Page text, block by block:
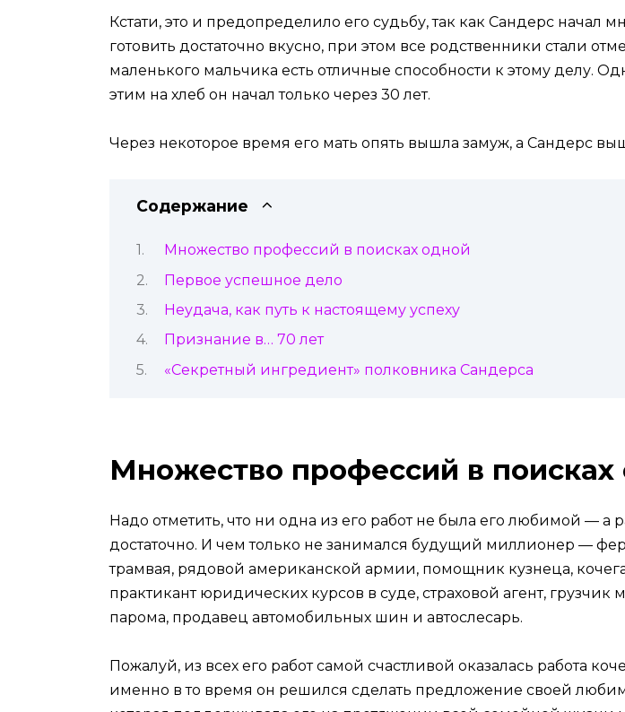
Кстати, это и предопределило его судьбу, так как Сандерс начал
готовить достаточно вкусно, при этом все родственники стали
маленького мальчика есть отличные способности к этому делу.
этим на хлеб он начал только через 30 лет.
Через некоторое время его мать опять вышла замуж, а Сандерс
Содержание
Множество профессий в поисках одной
Первое успешное дело
Неудача, как путь к настоящему успеху
Признание в… 70 лет
«Секретный ингредиент» полковника Сандерса
Множество профессий в поисках
Надо отметить, что ни одна из его работ не была его любимой — а
достаточно. И чем только не занимался будущий миллионер —
трамвая, рядовой американской армии, помощник кузнеца,
практикант юридических курсов в суде, страховой агент, грузчик
парома, продавец автомобильных шин и автослесарь.
Пожалуй, из всех его работ самой счастливой оказалась работа
именно в то время он решился сделать предложение своей